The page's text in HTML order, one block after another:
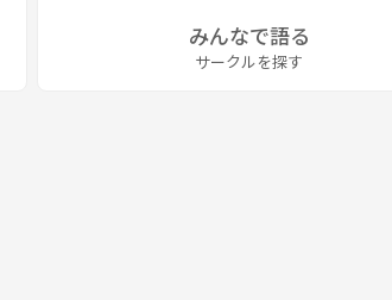
みんなで語る
サークルを探す